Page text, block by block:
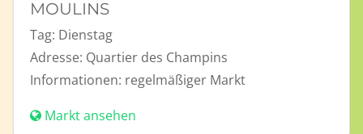
MOULINS
Tag: Dienstag
Adresse: Quartier des Champins
Informationen: regelmäßiger Markt
Markt ansehen